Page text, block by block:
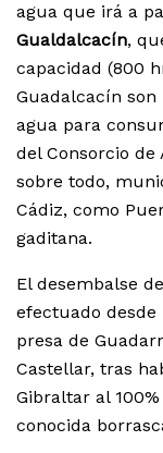
agua que irá a
Gualdalcacín,
capacidad (800
Guadalcacín son
agua para
del Consorcio de
sobre todo,
Cádiz, como
gaditana.
El desembalse
efectuado
presa de
Castellar, tras
Gibraltar al
conocida